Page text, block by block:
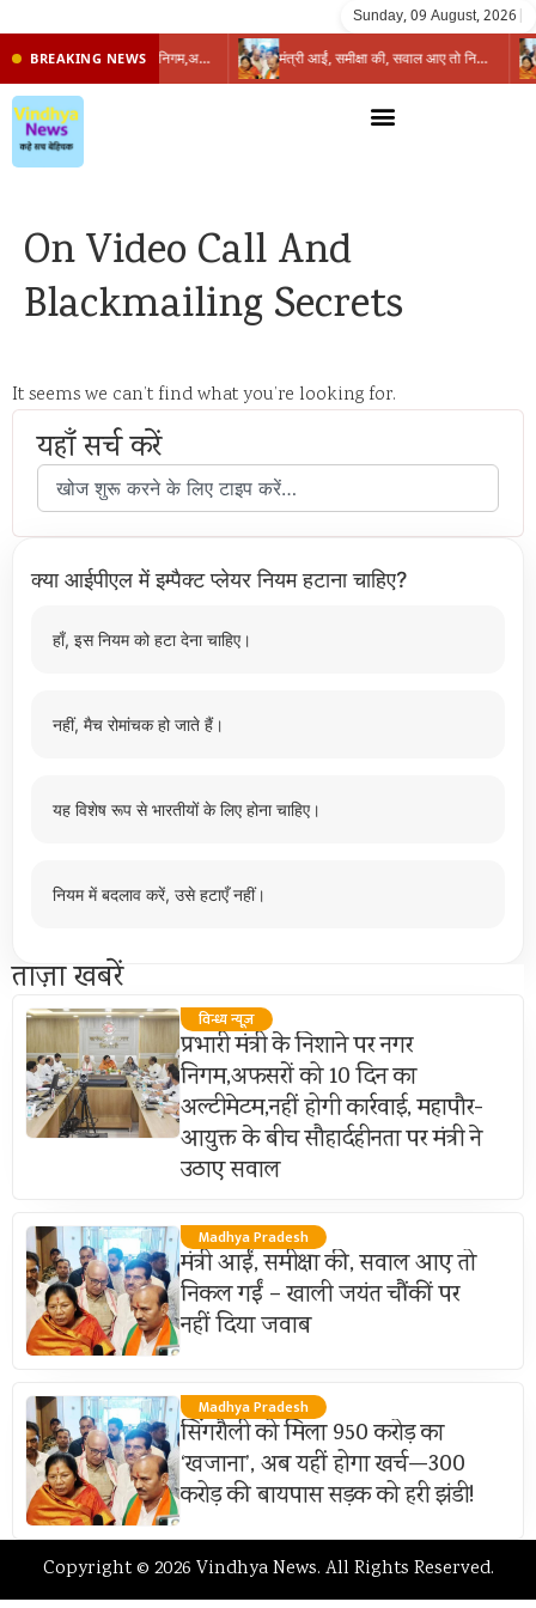
Sunday, 09 August, 2026
BREAKING NEWS प्रभारी मंत्री के निशाने पर नगर निगम,अफसरों को 10 दिन का अल्टीमेटम,नहीं होगी कार्रवाई, महापौर-आयुक्त के बीच सौहार्दहीनता पर मंत्री ने उठाए सवाल मंत्री आईं, समीक्षा की, सवाल आए तो निकल गईं – खाली जयंत चौंकीं पर नहीं दिया जवाब
On Video Call And
Blackmailing Secrets
It seems we can’t find what you’re looking for.
यहाँ सर्च करें
क्या आईपीएल में इम्पैक्ट प्लेयर नियम हटाना चाहिए?
हाँ, इस नियम को हटा देना चाहिए।
नहीं, मैच रोमांचक हो जाते हैं।
यह विशेष रूप से भारतीयों के लिए होना चाहिए।
नियम में बदलाव करें, उसे हटाएँ नहीं।
ताज़ा खबरें
विन्ध्य न्यूज़
प्रभारी मंत्री के निशाने पर नगर
निगम,अफसरों को 10 दिन का
अल्टीमेटम,नहीं होगी कार्रवाई, महापौर-
आयुक्त के बीच सौहार्दहीनता पर मंत्री ने
उठाए सवाल
Madhya Pradesh
मंत्री आईं, समीक्षा की, सवाल आए तो
निकल गईं – खाली जयंत चौंकीं पर
नहीं दिया जवाब
Madhya Pradesh
सिंगरौली को मिला 950 करोड़ का
‘खजाना’, अब यहीं होगा खर्च—300
करोड़ की बायपास सड़क को हरी झंडी!
Copyright © 2026 Vindhya News. All Rights Reserved.